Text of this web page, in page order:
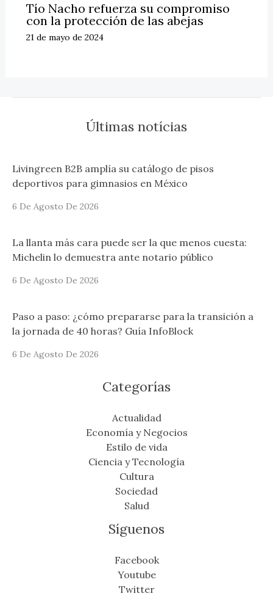
Tío Nacho refuerza su compromiso
con la protección de las abejas
21 de mayo de 2024
Últimas notícias
Livingreen B2B amplía su catálogo de pisos
deportivos para gimnasios en México
6 De Agosto De 2026
La llanta más cara puede ser la que menos cuesta:
Michelin lo demuestra ante notario público
6 De Agosto De 2026
Paso a paso: ¿cómo prepararse para la transición a
la jornada de 40 horas? Guía InfoBlock
6 De Agosto De 2026
Categorías
Actualidad
Economía y Negocios
Estilo de vida
Ciencia y Tecnología
Cultura
Sociedad
Salud
Síguenos
Facebook
Youtube
Twitter